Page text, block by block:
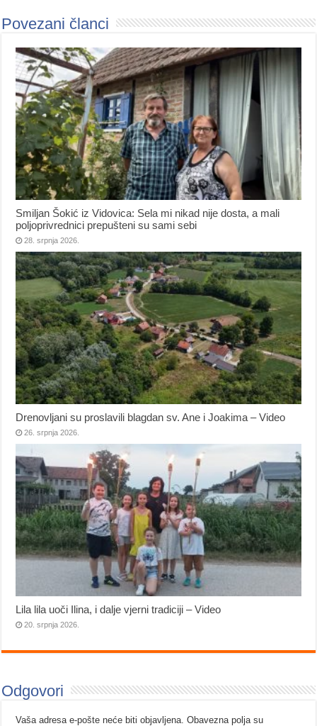
Povezani članci
Smiljan Šokić iz Vidovica: Sela mi nikad nije dosta, a mali
poljoprivrednici prepušteni su sami sebi
28. srpnja 2026.
Drenovljani su proslavili blagdan sv. Ane i Joakima – Video
26. srpnja 2026.
Lila lila uoči Ilina, i dalje vjerni tradiciji – Video
20. srpnja 2026.
Odgovori
Vaša adresa e-pošte neće biti objavljena. Obavezna polja su